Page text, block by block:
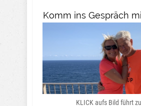
Komm ins Gespräch
KLICK aufs Bild führt